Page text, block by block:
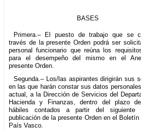
BASES
Primera.– El puesto de trabajo que se
través de la presente Orden podrá ser
personal funcionario que reúna los
para el desempeño del mismo en el
presente Orden.
Segunda.– Los/las aspirantes dirigirán sus
en las que harán constar sus datos
actual, a la Dirección de Servicios del
Hacienda y Finanzas, dentro del plazo
hábiles contados a partir del
publicación de la presente Orden en el Boletín
País Vasco.